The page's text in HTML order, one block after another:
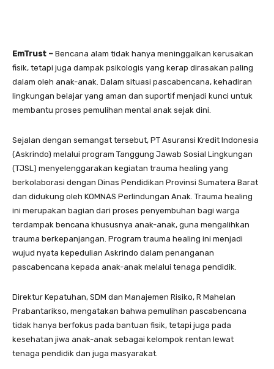
EmTrust – Bencana alam tidak hanya meninggalkan kerusakan
fisik, tetapi juga dampak psikologis yang kerap dirasakan paling
dalam oleh anak-anak. Dalam situasi pascabencana, kehadiran
lingkungan belajar yang aman dan suportif menjadi kunci untuk
membantu proses pemulihan mental anak sejak dini.
Sejalan dengan semangat tersebut, PT Asuransi Kredit Indonesia
(Askrindo) melalui program Tanggung Jawab Sosial Lingkungan
(TJSL) menyelenggarakan kegiatan trauma healing yang
berkolaborasi dengan Dinas Pendidikan Provinsi Sumatera Barat
dan didukung oleh KOMNAS Perlindungan Anak. Trauma healing
ini merupakan bagian dari proses penyembuhan bagi warga
terdampak bencana khususnya anak-anak, guna mengalihkan
trauma berkepanjangan. Program trauma healing ini menjadi
wujud nyata kepedulian Askrindo dalam penanganan
pascabencana kepada anak-anak melalui tenaga pendidik.
Direktur Kepatuhan, SDM dan Manajemen Risiko, R Mahelan
Prabantarikso, mengatakan bahwa pemulihan pascabencana
tidak hanya berfokus pada bantuan fisik, tetapi juga pada
kesehatan jiwa anak-anak sebagai kelompok rentan lewat
tenaga pendidik dan juga masyarakat.